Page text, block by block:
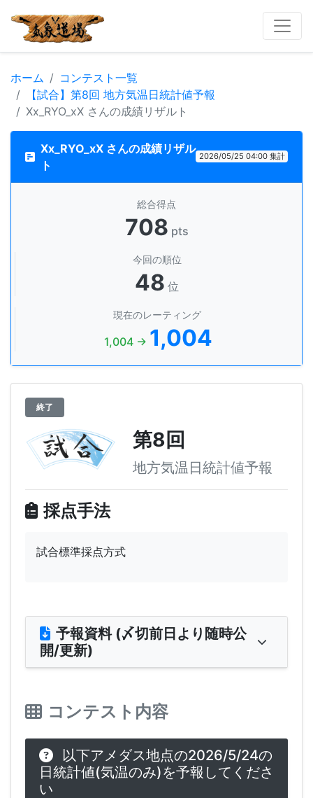
ホーム
コンテスト一覧
【試合】第8回 地方気温日統計値予報
Xx_RYO_xX さんの成績リザルト
Xx_RYO_xX さんの成績リザル
ト
2026/05/25 04:00 集計
総合得点
708 pts
今回の順位
48 位
現在のレーティング
1,004 → 1,004
終了
第8回
地方気温日統計値予報
採点手法
試合標準採点方式
予報資料 (〆切前日より随時公
開/更新)
コンテスト内容
以下アメダス地点の2026/5/24の
日統計値(気温のみ)を予報してくださ
い